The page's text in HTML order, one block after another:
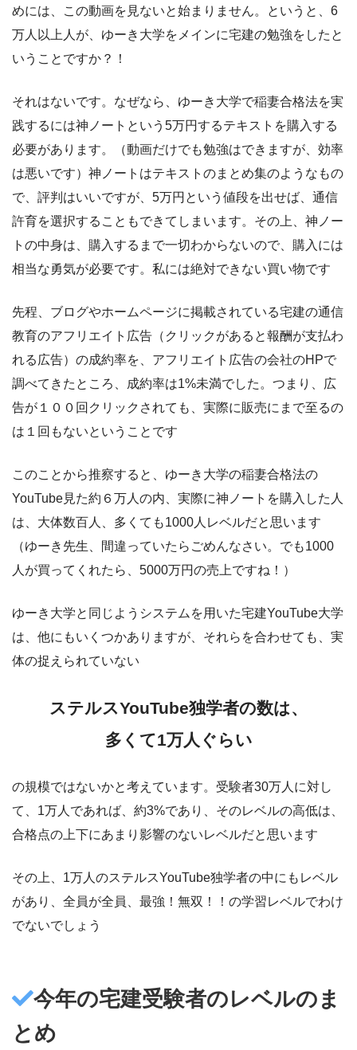
めには、この動画を見ないと始まりません。というと、6
万人以上人が、ゆーき大学をメインに宅建の勉強をしたと
いうことですか？！
それはないです。なぜなら、ゆーき大学で稲妻合格法を実
践するには神ノートという5万円するテキストを購入する
必要があります。（動画だけでも勉強はできますが、効率
は悪いです）神ノートはテキストのまとめ集のようなもの
で、評判はいいですが、5万円という値段を出せば、通信
許育を選択することもできてしまいます。その上、神ノー
トの中身は、購入するまで一切わからないので、購入には
相当な勇気が必要です。私には絶対できない買い物です
先程、ブログやホームページに掲載されている宅建の通信
教育のアフリエイト広告（クリックがあると報酬が支払わ
れる広告）の成約率を、アフリエイト広告の会社のHPで
調べてきたところ、成約率は1%未満でした。つまり、広
告が１００回クリックされても、実際に販売にまで至るの
は１回もないということです
このことから推察すると、ゆーき大学の稲妻合格法の
YouTube見た約６万人の内、実際に神ノートを購入した人
は、大体数百人、多くても1000人レベルだと思います
（ゆーき先生、間違っていたらごめんなさい。でも1000
人が買ってくれたら、5000万円の売上ですね！）
ゆーき大学と同じようシステムを用いた宅建YouTube大学
は、他にもいくつかありますが、それらを合わせても、実
体の捉えられていない
ステルスYouTube独学者の数は、
多くて1万人ぐらい
の規模ではないかと考えています。受験者30万人に対し
て、1万人であれば、約3%であり、そのレベルの高低は、
合格点の上下にあまり影響のないレベルだと思います
その上、1万人のステルスYouTube独学者の中にもレベル
があり、全員が全員、最強！無双！！の学習レベルでわけ
でないでしょう
今年の宅建受験者のレベルのま
とめ